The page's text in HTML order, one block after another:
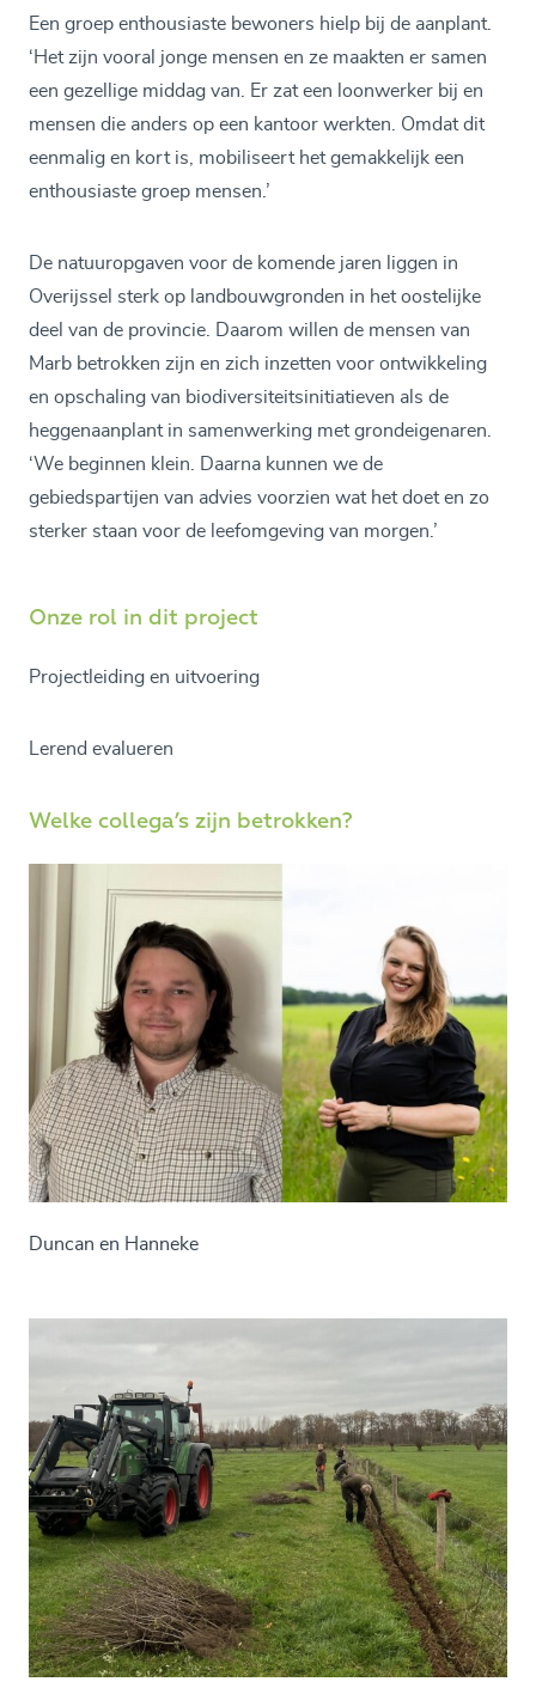
Een groep enthousiaste bewoners hielp bij de aanplant.
‘Het zijn vooral jonge mensen en ze maakten er samen
een gezellige middag van. Er zat een loonwerker bij en
mensen die anders op een kantoor werkten. Omdat dit
eenmalig en kort is, mobiliseert het gemakkelijk een
enthousiaste groep mensen.’
De natuuropgaven voor de komende jaren liggen in
Overijssel sterk op landbouwgronden in het oostelijke
deel van de provincie. Daarom willen de mensen van
Marb betrokken zijn en zich inzetten voor ontwikkeling
en opschaling van biodiversiteitsinitiatieven als de
heggenaanplant in samenwerking met grondeigenaren.
‘We beginnen klein. Daarna kunnen we de
gebiedspartijen van advies voorzien wat het doet en zo
sterker staan voor de leefomgeving van morgen.’
Onze rol in dit project
Projectleiding en uitvoering
Lerend evalueren
Welke collega’s zijn betrokken?
Duncan en Hanneke